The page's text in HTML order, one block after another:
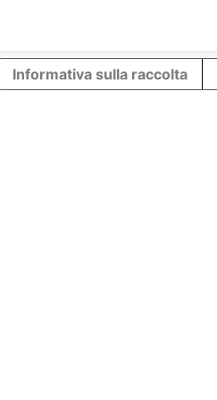
Informativa sulla raccolta